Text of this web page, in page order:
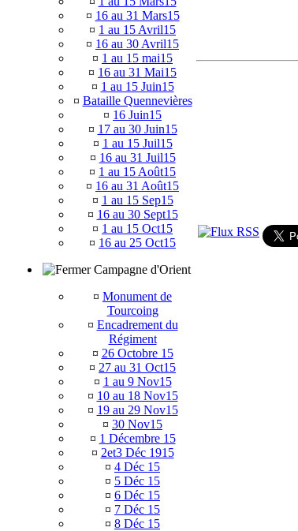
¤ 16 au 31 Mars15
¤ 1 au 15 Avril15
¤ 16 au 30 Avril15
¤ 1 au 15 mai15
¤ 16 au 31 Mai15
¤ 1 au 15 Juin15
¤ Bataille Quennevières
¤ 16 Juin15
¤ 17 au 30 Juin15
¤ 1 au 15 Juil15
¤ 16 au 31 Juil15
¤ 1 au 15 Août15
¤ 16 au 31 Août15
¤ 1 au 15 Sep15
¤ 16 au 30 Sept15
¤ 1 au 15 Oct15
¤ 16 au 25 Oct15
Campagne d'Orient
¤ Monument de
Tourcoing
¤ Encadrement du
Régiment
¤ 26 Octobre 15
¤ 27 au 31 Oct15
¤ 1 au 9 Nov15
¤ 10 au 18 Nov15
¤ 19 au 29 Nov15
¤ 30 Nov15
¤ 1 Décembre 15
¤ 2et3 Déc 1915
¤ 4 Déc 15
¤ 5 Déc 15
¤ 6 Déc 15
¤ 7 Déc 15
¤ 8 Déc 15